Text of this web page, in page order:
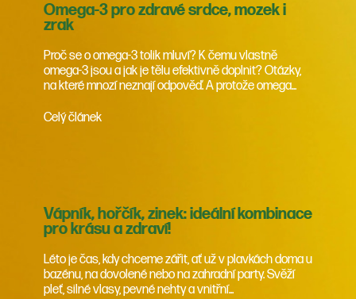
Omega-3 pro zdravé srdce, mozek i
zrak
Proč se o omega-3 tolik mluví? K čemu vlastně
omega-3 jsou a jak je tělu efektivně doplnit? Otázky,
na které mnozí neznají odpověď. A protože omega...
Celý článek
Vápník, hořčík, zinek: ideální kombinace
pro krásu a zdraví!
Léto je čas, kdy chceme zářit, ať už v plavkách doma u
bazénu, na dovolené nebo na zahradní party. Svěží
pleť, silné vlasy, pevné nehty a vnitřní...